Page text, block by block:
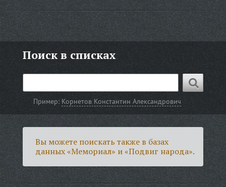
Поиск в списках
Пример: Корнетов Константин Александрович
Вы можете поискать также в базах
данных «Мемориал» и «Подвиг народа».